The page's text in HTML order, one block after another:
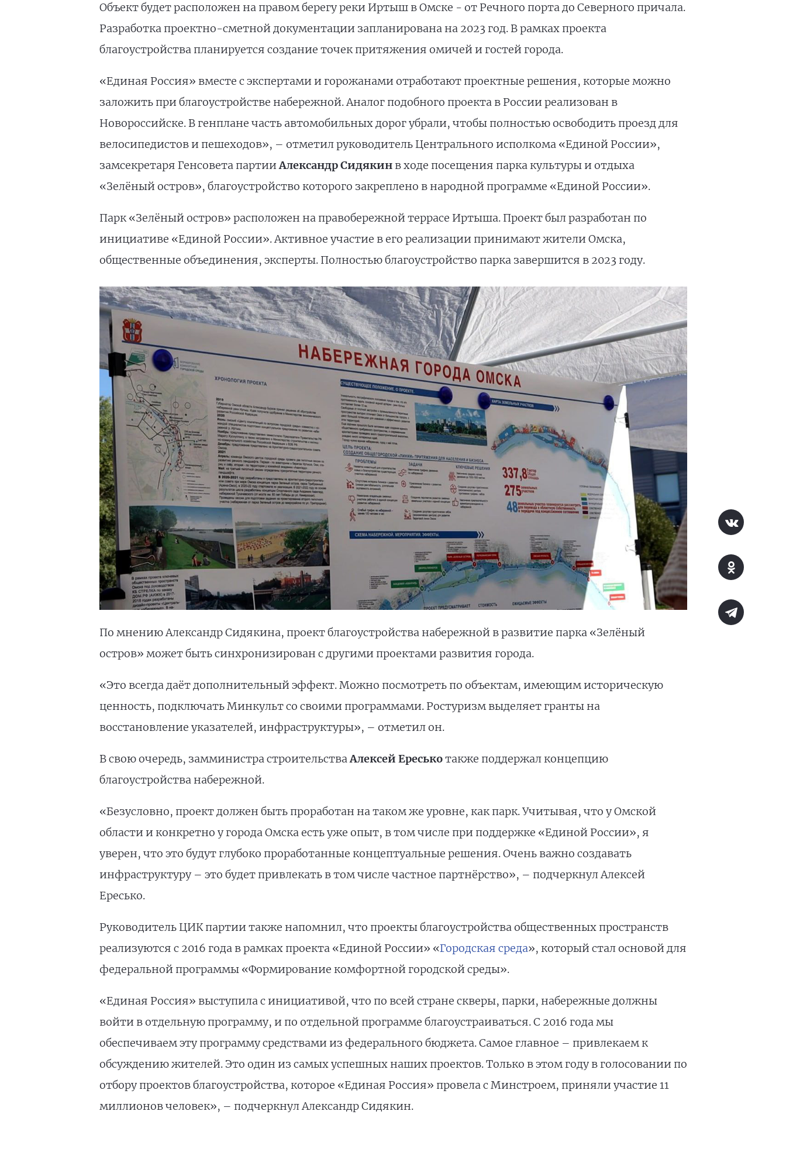
Объект будет расположен на правом берегу реки Иртыш в Омске - от Речного порта до Северного причала.
Разработка проектно-сметной документации запланирована на 2023 год. В рамках проекта
благоустройства планируется создание точек притяжения омичей и гостей города.
«Единая Россия» вместе с экспертами и горожанами отработают проектные решения, которые можно
заложить при благоустройстве набережной. Аналог подобного проекта в России реализован в
Новороссийске. В генплане часть автомобильных дорог убрали, чтобы полностью освободить проезд для
велосипедистов и пешеходов», – отметил руководитель Центрального исполкома «Единой России»,
замсекретаря Генсовета партииАлександр Сидякинв ходе посещения парка культуры и отдыха
«Зелёный остров», благоустройство которого закреплено в народной программе «Единой России».
Парк «Зелёный остров» расположен на правобережной террасе Иртыша. Проект был разработан по
инициативе «Единой России». Активное участие в его реализации принимают жители Омска,
общественные объединения, эксперты. Полностью благоустройство парка завершится в 2023 году.
По мнению Александр Сидякина, проект благоустройства набережной в развитие парка «Зелёный
остров» может быть синхронизирован с другими проектами развития города.
«Это всегда даёт дополнительный эффект. Можно посмотреть по объектам, имеющим историческую
ценность, подключать Минкульт со своими программами. Ростуризм выделяет гранты на
восстановление указателей, инфраструктуры», – отметил он.
В свою очередь, замминистра строительстваАлексей Ереськотакже поддержал концепцию
благоустройства набережной.
«Безусловно, проект должен быть проработан на таком же уровне, как парк. Учитывая, что у Омской
области и конкретно у города Омска есть уже опыт, в том числе при поддержке «Единой России», я
уверен, что это будут глубоко проработанные концептуальные решения. Очень важно создавать
инфраструктуру – это будет привлекать в том числе частное партнёрство», – подчеркнул Алексей
Ересько.
Руководитель ЦИК партии также напомнил, что проекты благоустройства общественных пространств
реализуются с 2016 года в рамках проекта «Единой России» «Городская среда», который стал основой для
федеральной программы «Формирование комфортной городской среды».
«Единая Россия» выступила с инициативой, что по всей стране скверы, парки, набережные должны
войти в отдельную программу, и по отдельной программе благоустраиваться. С 2016 года мы
обеспечиваем эту программу средствами из федерального бюджета. Самое главное – привлекаем к
обсуждению жителей. Это один из самых успешных наших проектов. Только в этом году в голосовании по
отбору проектов благоустройства, которое «Единая Россия» провела с Минстроем, приняли участие 11
миллионов человек», – подчеркнул Александр Сидякин.